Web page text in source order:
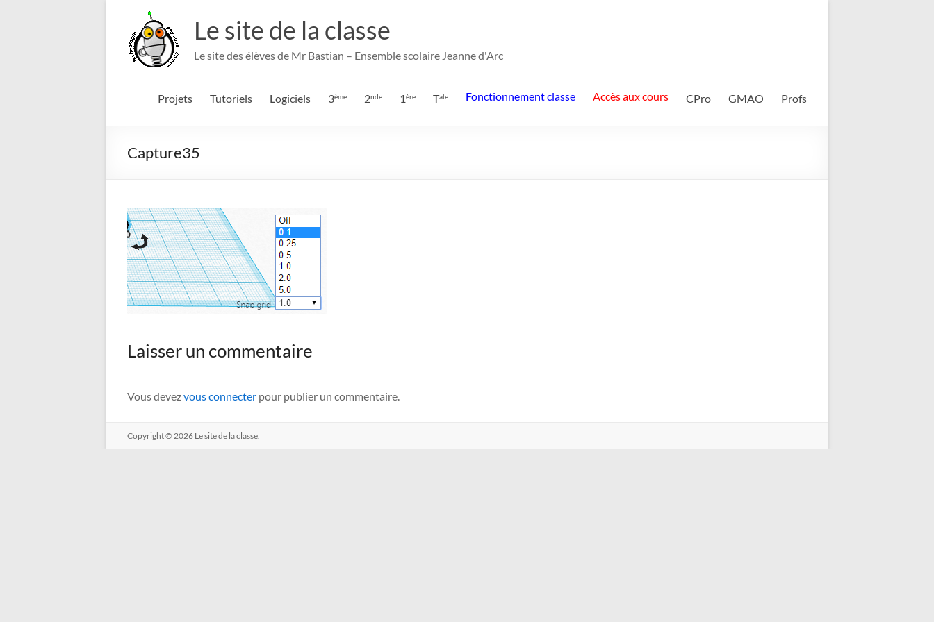
contenu
Le site de la classe
Le site des élèves de Mr Bastian – Ensemble scolaire Jeanne d'Arc
Projets Tutoriels Logiciels 3ème 2nde 1ère Tale Fonctionnement classe Accès aux cours CPro GMAO Profs
Capture35
Laisser un commentaire
Vous devezvous connecter pour publier un commentaire.
Copyright © 2026 Le site de la classe.